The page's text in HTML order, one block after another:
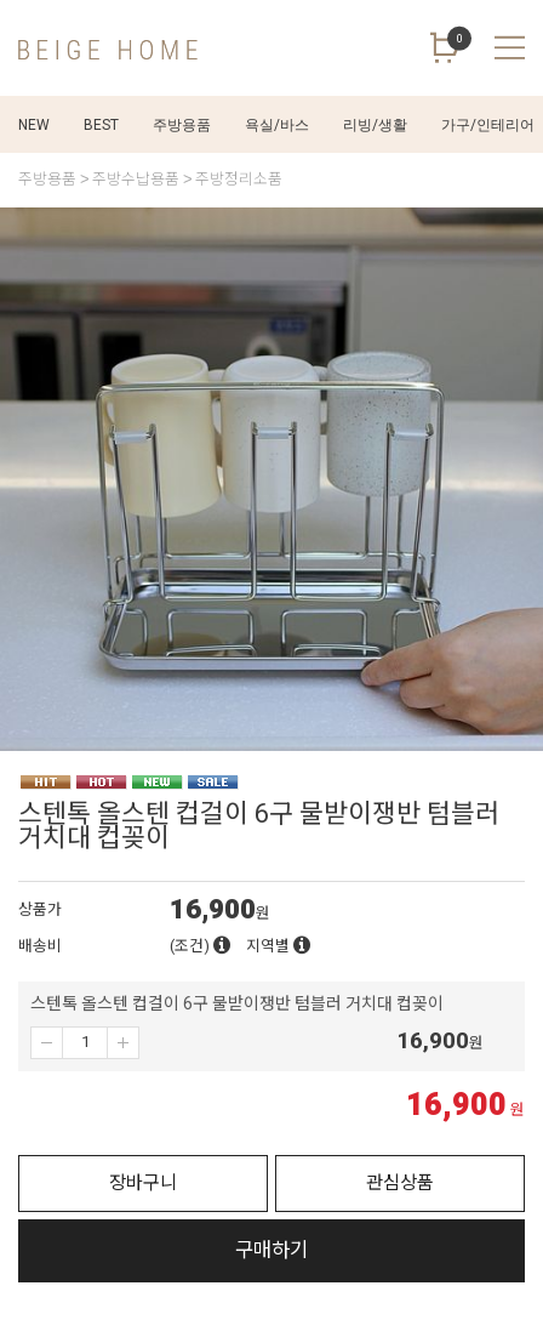
0
NEW BEST 주방용품 욕실/바스 리빙/생활 가구/인테리어
주방용품 주방수납용품 주방정리소품
스텐톡 올스텐 컵걸이 6구 물받이쟁반 텀블러
거치대 컵꽂이
상품가 16,900원
배송비
(조건) 지역별
스텐톡 올스텐 컵걸이 6구 물받이쟁반 텀블러 거치대 컵꽂이
16,900원
16,900 원
장바구니 관심상품
구매하기